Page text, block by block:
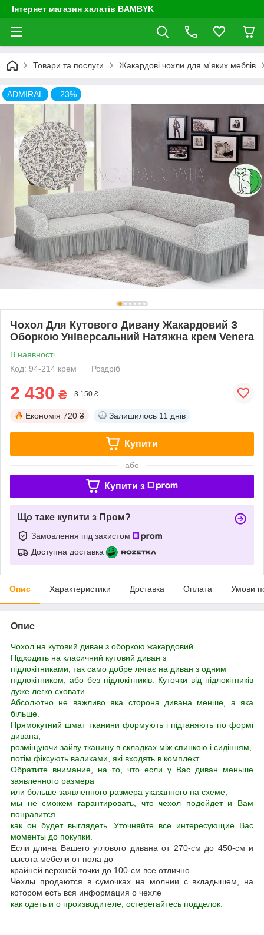
Інтернет магазин халатів BAMBYK
Товари та послуги Жакардові чохли для м'яких меблів
ADMIRAL –23%
Чохол Для Кутового Дивану Жакардовий З
Оборкою Універсальний Натяжна крем Venera
В наявності
Код: 94-214 крем
Роздріб
2 430 ₴ 3 150 ₴
Економія 720 ₴ Залишилось 11 днів
Купити
або
Купити з
Що таке купити з Пром?
Замовлення під захистом
Доступна доставка
Опис Характеристики Доставка Оплата Умови
Опис
Чохол на кутовий диван з оборкою жакардовий
Підходить на класичний кутовий диван з
підлокітниками, так само добре лягає на диван з одним
підлокітником, або без підлокітників. Куточки від підлокітників
дуже легко сховати.
Абсолютно не важливо яка сторона дивана менше, а яка
більше.
Прямокутний шмат тканини формують і підганяють по формі
дивана,
розміщуючи зайву тканину в складках між спинкою і сидінням,
потім фіксують валиками, які входять в комплект.
Обратите внимание, на то, что если у Вас диван меньше
заявленного размера
или больше заявленного размера указанного на схеме,
мы не сможем гарантировать, что чехол подойдет и Вам
понравится
как он будет выглядеть. Уточняйте все интересующие Вас
моменты до покупки.
Если длина Вашего углового дивана от 270-см до 450-см и
высота мебели от пола до
крайней верхней точки до 100-см все отлично.
Чехлы продаются в сумочках на молнии с вкладышем, на
котором есть вся информация о чехле
как одеть и о производителе, остерегайтесь подделок.